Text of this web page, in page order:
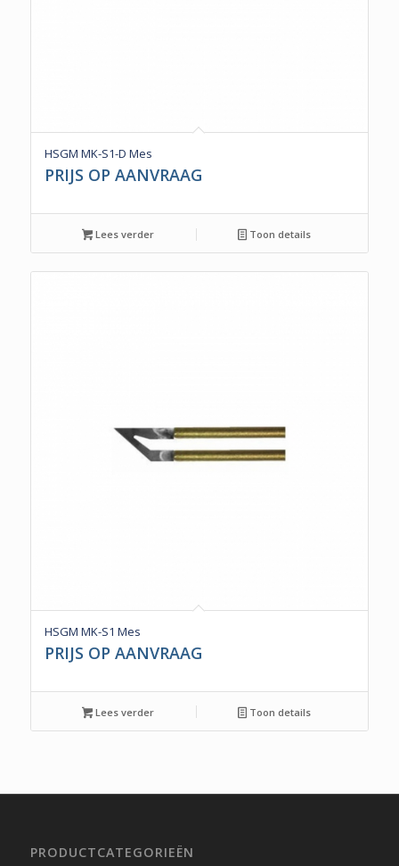
HSGM MK-S1-D Mes
PRIJS OP AANVRAAG
Lees verder Toon details
HSGM MK-S1 Mes
PRIJS OP AANVRAAG
Lees verder Toon details
PRODUCTCATEGORIEËN